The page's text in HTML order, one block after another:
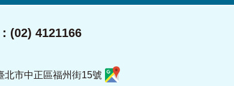
(02) 4121166
北市中正區福州街15號